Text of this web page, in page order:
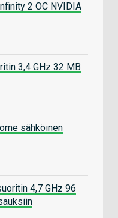
2 OC NVIDIA
3,4 GHz 32 MB
sähköinen
4,7 GHz 96